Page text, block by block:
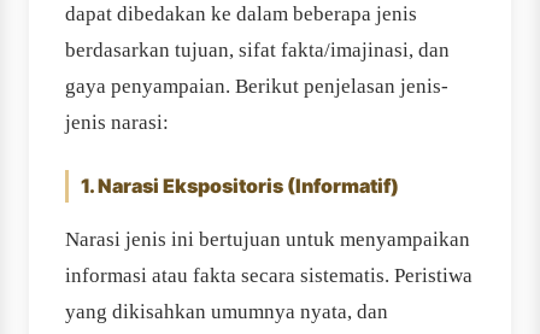
dapat dibedakan ke dalam beberapa jenis
berdasarkan tujuan, sifat fakta/imajinasi, dan
gaya penyampaian. Berikut penjelasan jenis-
jenis narasi:
1. Narasi Ekspositoris (Informatif)
Narasi jenis ini bertujuan untuk menyampaikan
informasi atau fakta secara sistematis. Peristiwa
yang dikisahkan umumnya nyata, dan